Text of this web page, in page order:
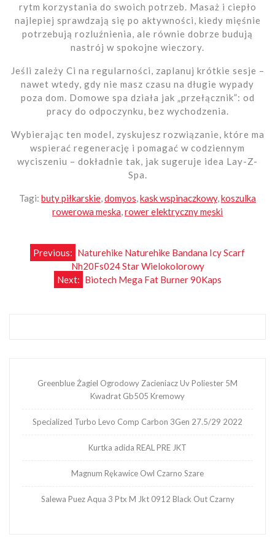
rytm korzystania do swoich potrzeb. Masaż i ciepło
najlepiej sprawdzają się po aktywności, kiedy mięśnie
potrzebują rozluźnienia, ale równie dobrze budują
nastrój w spokojne wieczory.
Jeśli zależy Ci na regularności, zaplanuj krótkie sesje –
nawet wtedy, gdy nie masz czasu na długie wypady
poza dom. Domowe spa działa jak „przełącznik”: od
pracy do odpoczynku, bez wychodzenia.
Wybierając ten model, zyskujesz rozwiązanie, które ma
wspierać regenerację i pomagać w codziennym
wyciszeniu – dokładnie tak, jak sugeruje idea Lay-Z-
Spa.
Tagi: buty piłkarskie,domyos,kask wspinaczkowy,koszulka
rowerowa męska,rower elektryczny męski
Nawigacja
wpisu
Previous: Naturehike Naturehike Bandana Icy Scarf
Nh20Fs024 Star Wielokolorowy
Next: Biotech Mega Fat Burner 90Kaps
Greenblue Żagiel Ogrodowy Zacieniacz Uv Poliester 5M
Kwadrat Gb505 Kremowy
Specialized Turbo Levo Comp Carbon 3Gen 27.5/29 2022
Kurtka adida REAL PRE JKT
Magnum Rękawice Owl Czarno Szare
Salewa Puez Aqua 3 Ptx M Jkt 0912 Black Out Czarny